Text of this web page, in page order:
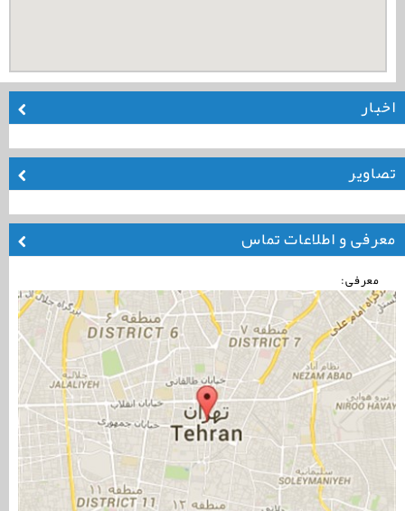
اخبار
تصاویر
معرفی و اطلاعات تماس
معرفی: